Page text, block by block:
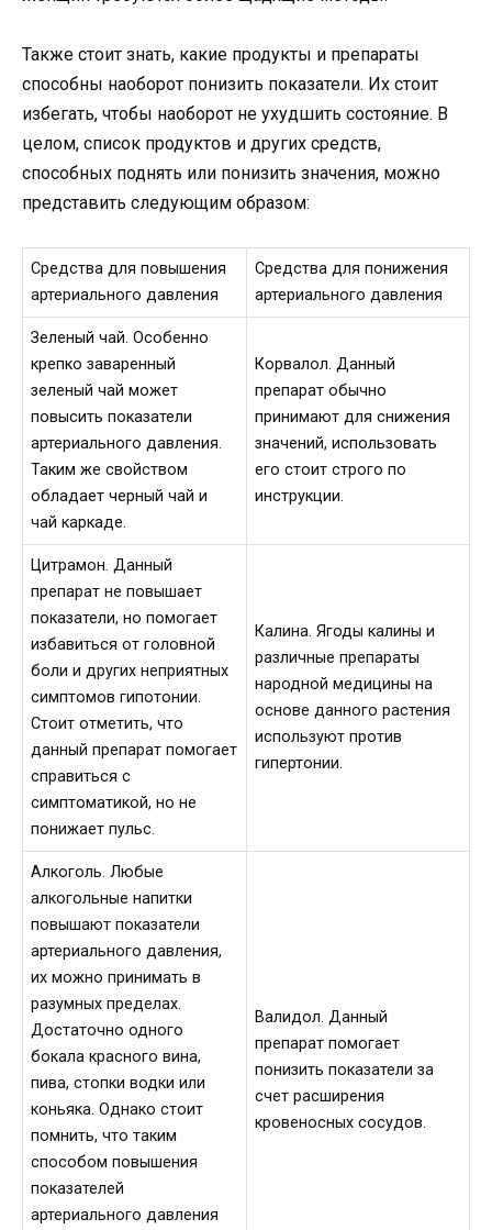
Также стоит знать, какие продукты и препараты
способны наоборот понизить показатели. Их стоит
избегать, чтобы наоборот не ухудшить состояние. В
целом, список продуктов и других средств,
способных поднять или понизить значения, можно
представить следующим образом:
Средства для повышения
артериального давления
Средства для понижения
артериального давления
Зеленый чай. Особенно
крепко заваренный
зеленый чай может
повысить показатели
артериального давления.
Таким же свойством
обладает черный чай и
чай каркаде.
Корвалол. Данный
препарат обычно
принимают для снижения
значений, использовать
его стоит строго по
инструкции.
Цитрамон. Данный
препарат не повышает
показатели, но помогает
избавиться от головной
боли и других неприятных
симптомов гипотонии.
Стоит отметить, что
данный препарат помогает
справиться с
симптоматикой, но не
понижает пульс.
Калина. Ягоды калины и
различные препараты
народной медицины на
основе данного растения
используют против
гипертонии.
Алкоголь. Любые
алкогольные напитки
повышают показатели
артериального давления,
их можно принимать в
разумных пределах.
Достаточно одного
бокала красного вина,
пива, стопки водки или
коньяка. Однако стоит
помнить, что таким
способом повышения
показателей
артериального давления
Валидол. Данный
препарат помогает
понизить показатели за
счет расширения
кровеносных сосудов.